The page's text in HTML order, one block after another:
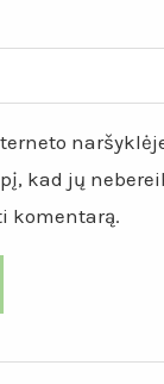
kad jų
komentarą.